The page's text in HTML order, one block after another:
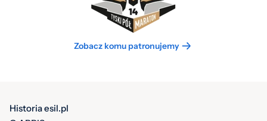
Zobacz komu patronujemy
Historia esil.pl